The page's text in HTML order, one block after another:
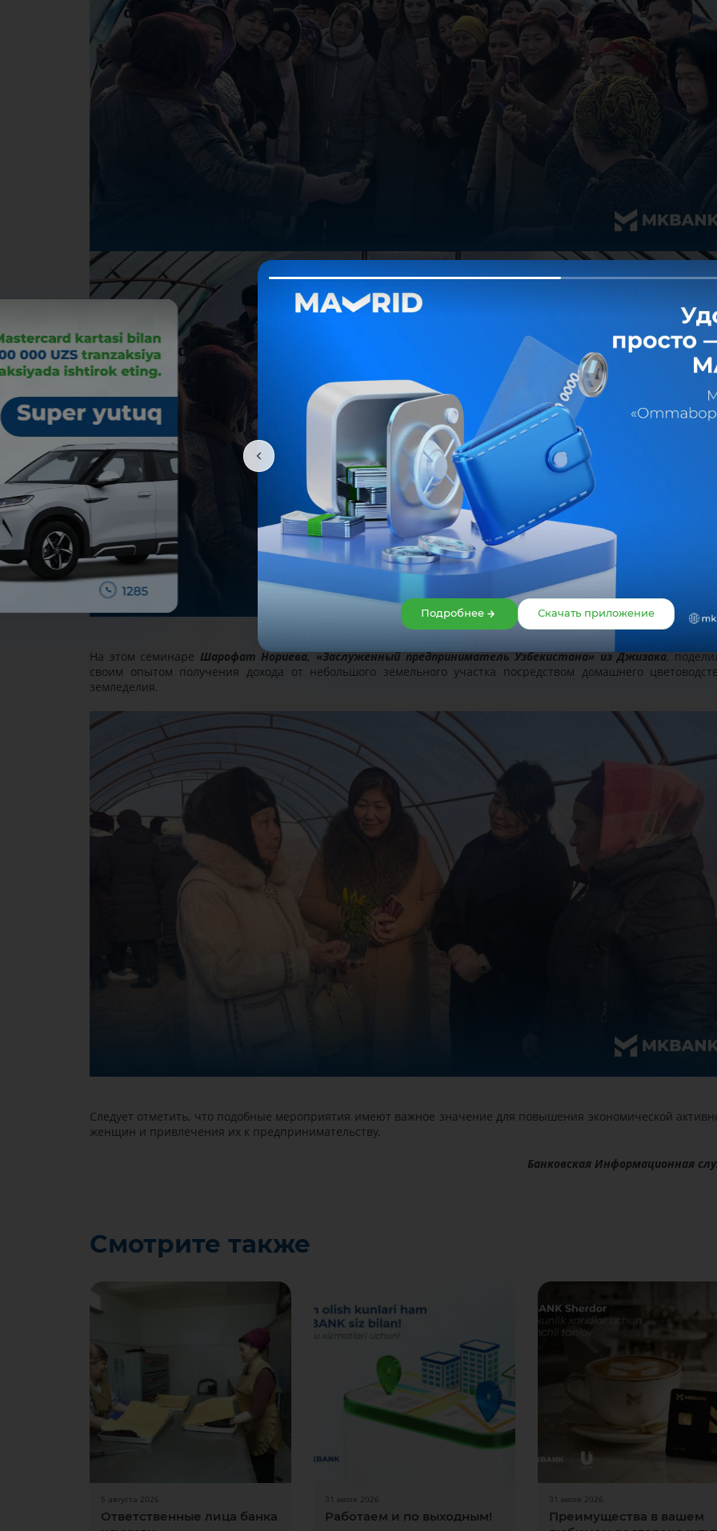
На этом семинаре Шарофат Нориева, «Заслуженный предприниматель Узбекистана» из Джизака,
своим опытом получения дохода от небольшого земельного участка посредством домашнего
земледелия.
Следует отметить, что подобные мероприятия имеют важное значение для повышения экономической
женщин и привлечения их к предпринимательству.
Банковская Информационная
Смотрите также
5 августа 2026
Ответственные лица банка
31 июля 2026
Работаем и по выходным!
31 июля 2026
Преимущества в вашем
Подробнее Скачать приложение